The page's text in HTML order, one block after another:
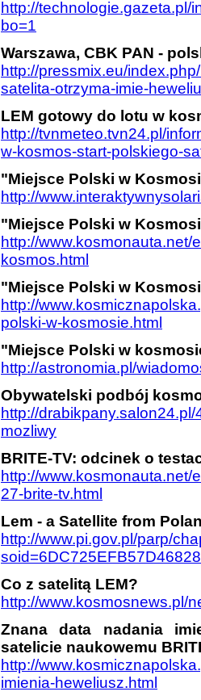
http://technologie.gazeta.pl/
bo=1
Warszawa, CBK PAN -
http://pressmix.eu/
satelita-otrzyma-imie-
LEM gotowy do lotu w
http://tvnmeteo.tvn24.pl/
w-kosmos-start-polskiego-
"Miejsce Polski w
http://
"Miejsce Polski w
http://
kosmos.html
"Miejsce Polski w
http://
polski-w-kosmosie.html
"Miejsce Polski w
http://astronomia.pl/
Obywatelski podbój
http://
mozliwy
BRITE-TV: odcinek o
http://
27-brite-tv.html
Lem - a Satellite from
http://www.pi.gov.pl/parp/
Co z satelitą LEM?
http://www.kosmosnews.pl/
Znana data nadania
satelicie naukowemu
http://
imienia-heweliusz.html